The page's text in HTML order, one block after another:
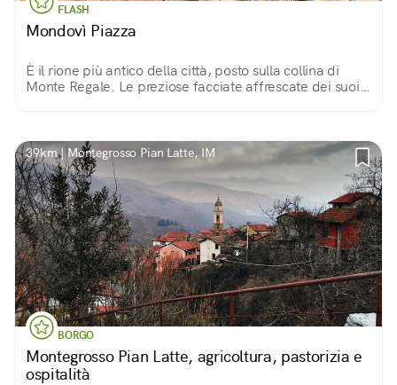
FLASH
Mondovì Piazza
È il rione più antico della città, posto sulla collina di
Monte Regale. Le preziose facciate affrescate dei suoi
39km | Montegrosso Pian Latte, IM
BORGO
Montegrosso Pian Latte, agricoltura, pastorizia e
ospitalità